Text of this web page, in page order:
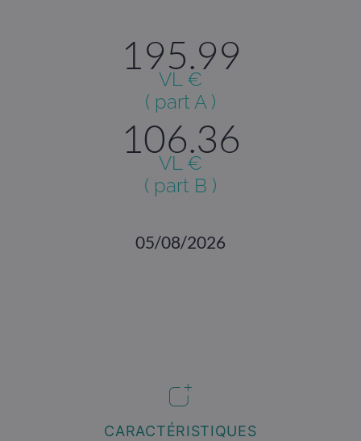
195.99
VL €
( part A )
106.36
VL €
( part B )
05/08/2026
CARACTÉRISTIQUES